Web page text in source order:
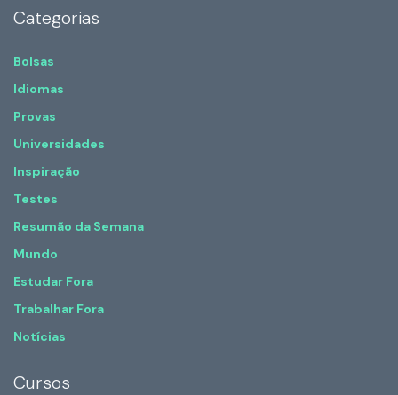
Categorias
Bolsas
Idiomas
Provas
Universidades
Inspiração
Testes
Resumão da Semana
Mundo
Estudar Fora
Trabalhar Fora
Notícias
Cursos